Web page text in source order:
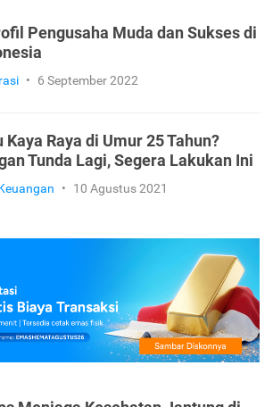
Pengusaha Muda dan Sukses di
• 6 September 2022
Kaya Raya di Umur 25 Tahun?
Tunda Lagi, Segera Lakukan Ini
• 10 Agustus 2021